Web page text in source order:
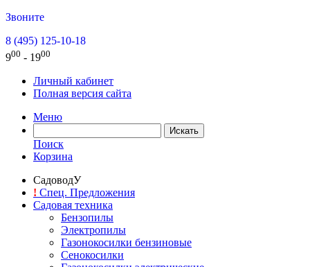
Звоните
8 (495) 125-10-18
900 - 1900
Личный кабинет
Полная версия сайта
Меню
Поиск
Корзина
СадоводУ
! Спец. Предложения
Садовая техника
Бензопилы
Электропилы
Газонокосилки бензиновые
Сенокосилки